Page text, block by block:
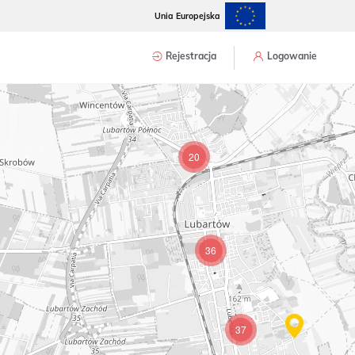
Unia Europejska
Rejestracja Logowanie
20
37
36